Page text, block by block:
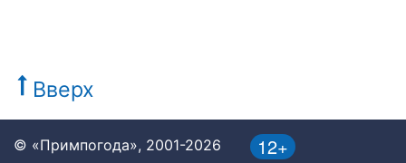
Вверх
12+
© «Примпогода», 2001-2026